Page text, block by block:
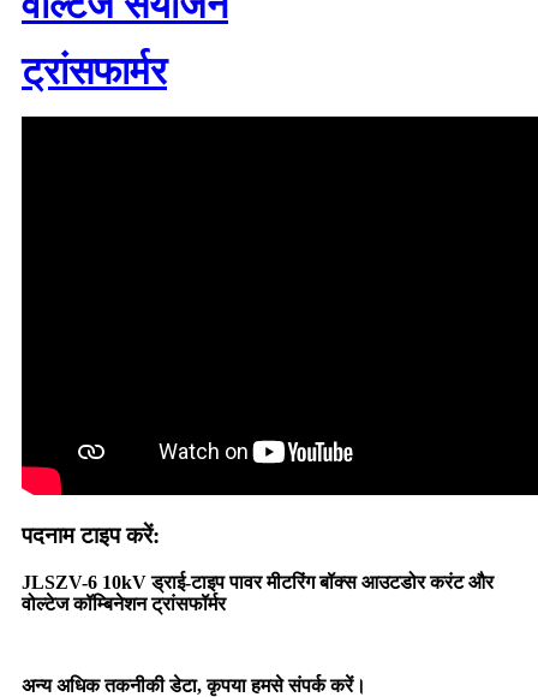
ट्रांसफार्मर
पदनाम टाइप करें:
JLSZV-6 10kV ड्राई-टाइप पावर मीटरिंग बॉक्स आउटडोर करंट और
वोल्टेज कॉम्बिनेशन ट्रांसफॉर्मर
अन्य अधिक तकनीकी डेटा, कृपया हमसे संपर्क करें।